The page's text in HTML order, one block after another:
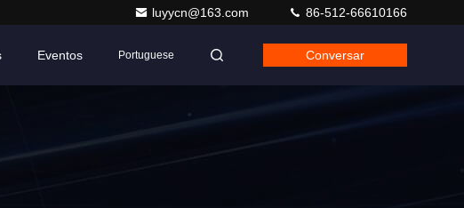
luyycn@163.com 86-512-66610166
Eventos Portuguese Conversar